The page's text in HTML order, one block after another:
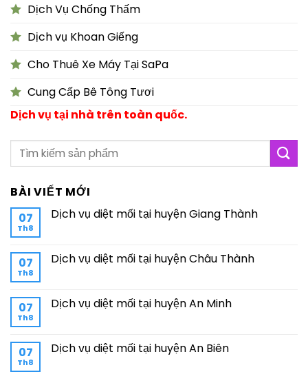
Dịch Vụ Chống Thấm
Dịch vụ Khoan Giếng
Cho Thuê Xe Máy Tại SaPa
Cung Cấp Bê Tông Tươi
Dịch vụ tại nhà trên toàn quốc.
BÀI VIẾT MỚI
07
Th8
Dịch vụ diệt mối tại huyện Giang Thành
07
Th8
Dịch vụ diệt mối tại huyện Châu Thành
07
Th8
Dịch vụ diệt mối tại huyện An Minh
07
Th8
Dịch vụ diệt mối tại huyện An Biên